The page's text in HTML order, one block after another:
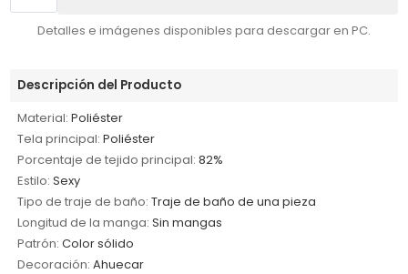
Detalles e imágenes disponibles para descargar en PC.
Descripción del Producto
Material: Poliéster
Tela principal: Poliéster
Porcentaje de tejido principal: 82%
Estilo: Sexy
Tipo de traje de baño: Traje de baño de una pieza
Longitud de la manga: Sin mangas
Patrón: Color sólido
Decoración: Ahuecar